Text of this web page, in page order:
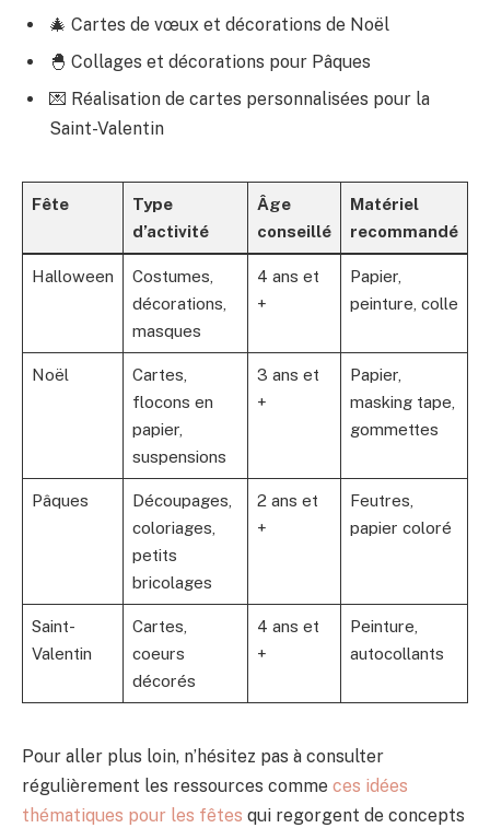
🎄 Cartes de vœux et décorations de Noël
🐣 Collages et décorations pour Pâques
💌 Réalisation de cartes personnalisées pour la
Saint-Valentin
Fête
Type
d’activité
Âge
conseillé
Matériel
recommandé
Halloween
Costumes,
décorations,
masques
4 ans et
+
Papier,
peinture, colle
Noël
Cartes,
flocons en
papier,
suspensions
3 ans et
+
Papier,
masking tape,
gommettes
Pâques
Découpages,
coloriages,
petits
bricolages
2 ans et
+
Feutres,
papier coloré
Saint-
Valentin
Cartes,
coeurs
décorés
4 ans et
+
Peinture,
autocollants
Pour aller plus loin, n’hésitez pas à consulter
régulièrement les ressources comme ces idées
thématiques pour les fêtes qui regorgent de concepts